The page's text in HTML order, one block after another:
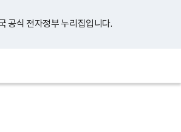
공식 전자정부 누리집입니다.
검